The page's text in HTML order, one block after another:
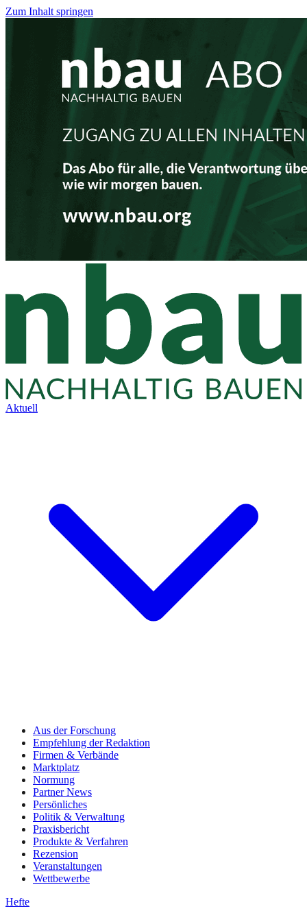
Zum Inhalt springen
Aktuell
Aus der Forschung
Empfehlung der Redaktion
Firmen & Verbände
Marktplatz
Normung
Partner News
Persönliches
Politik & Verwaltung
Praxisbericht
Produkte & Verfahren
Rezension
Veranstaltungen
Wettbewerbe
Hefte